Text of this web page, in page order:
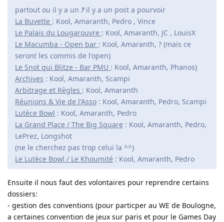
partout ou il y a un ?il y a un post a pourvoir
La Buvette : Kool, Amaranth, Pedro , Vince
Le Palais du Lougarouvre : Kool, Amaranth, JC , LouisX
Le Macumba - Open bar : Kool, Amaranth, ? (mais ce
seront les commis de l'open)
Le Snot qui Blitze - Bar PMU : Kool, Amaranth, Phanos)
Archives : Kool, Amaranth, Scampi
Arbitrage et Règles : Kool, Amaranth
Réunions & Vie de l'Asso : Kool, Amaranth, Pedro, Scampi
Lutèce Bowl : Kool, Amaranth, Pedro
La Grand Place / The Big Square : Kool, Amaranth, Pedro,
LePrez, Longshot
(ne le cherchez pas trop celui la ^^)
Le Lutèce Bowl / Le Khoumité : Kool, Amaranth, Pedro
Ensuite il nous faut des volontaires pour reprendre certains
dossiers:
- gestion des conventions (pour particper au WE de Boulogne,
a certaines convention de jeux sur paris et pour le Games Day